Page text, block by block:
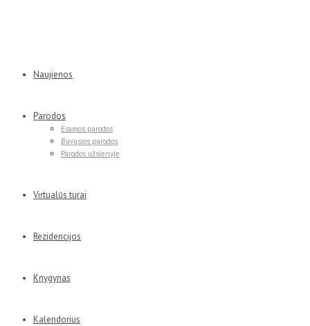
Naujienos
Parodos
Esamos parodos
Buvusios parodos
Parodos užsienyje
Virtualūs turai
Rezidencijos
Knygynas
Kalendorius